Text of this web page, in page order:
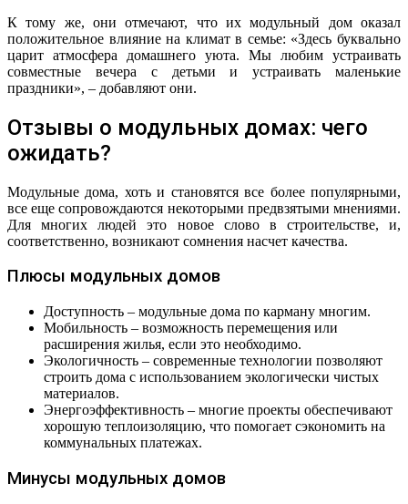
К тому же, они отмечают, что их модульный дом оказал
положительное влияние на климат в семье: «Здесь буквально
царит атмосфера домашнего уюта. Мы любим устраивать
совместные вечера с детьми и устраивать маленькие
праздники», – добавляют они.
Отзывы о модульных домах: чего
ожидать?
Модульные дома, хоть и становятся все более популярными,
все еще сопровождаются некоторыми предвзятыми мнениями.
Для многих людей это новое слово в строительстве, и,
соответственно, возникают сомнения насчет качества.
Плюсы модульных домов
Доступность – модульные дома по карману многим.
Мобильность – возможность перемещения или
расширения жилья, если это необходимо.
Экологичность – современные технологии позволяют
строить дома с использованием экологически чистых
материалов.
Энергоэффективность – многие проекты обеспечивают
хорошую теплоизоляцию, что помогает сэкономить на
коммунальных платежах.
Минусы модульных домов